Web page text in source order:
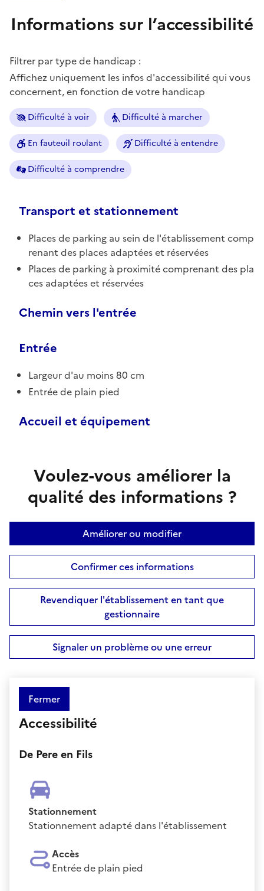
Informations sur l’accessibilité
Filtrer par type de handicap :
Affichez uniquement les infos d'accessibilité qui vous
concernent, en fonction de votre handicap
Difficulté à voir Difficulté à marcher
En fauteuil roulant Difficulté à entendre
Difficulté à comprendre
Transport et stationnement
Places de parking au sein de l'établissement comp
renant des places adaptées et réservées
Places de parking à proximité comprenant des pla
ces adaptées et réservées
Chemin vers l'entrée
Entrée
Largeur d'au moins 80 cm
Entrée de plain pied
Accueil et équipement
Voulez-vous améliorer la
qualité des informations ?
Améliorer ou modifier
Confirmer ces informations
Revendiquer l'établissement en tant que
gestionnaire
Signaler un problème ou une erreur
Fermer
Accessibilité
De Pere en Fils
Stationnement
Stationnement adapté dans l'établissement
Accès
Entrée de plain pied